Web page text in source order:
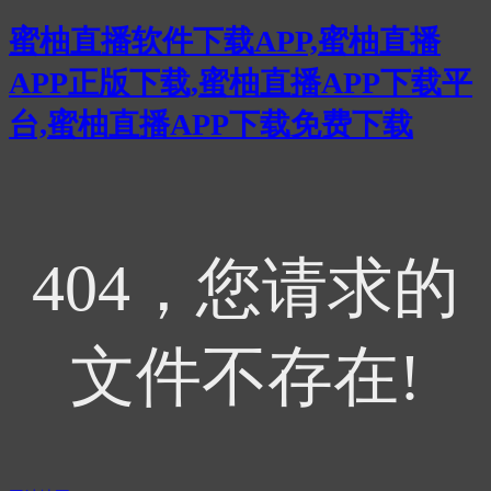
蜜柚直播软件下载APP,蜜柚直播
APP正版下载,蜜柚直播APP下载平
台,蜜柚直播APP下载免费下载
404，您请求的
文件不存在!